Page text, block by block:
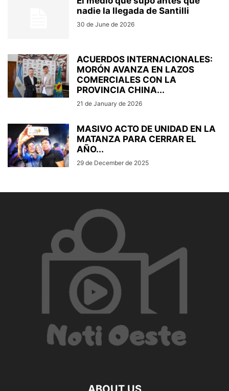
nadie la llegada de Santilli
30 de June de 2026
ACUERDOS INTERNACIONALES:
MORÓN AVANZA EN LAZOS
COMERCIALES CON LA
PROVINCIA CHINA...
21 de January de 2026
MASIVO ACTO DE UNIDAD EN LA
MATANZA PARA CERRAR EL
AÑO...
29 de December de 2025